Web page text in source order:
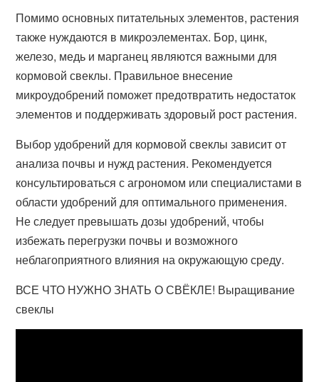
Помимо основных питательных элементов, растения
также нуждаются в микроэлементах. Бор, цинк,
железо, медь и марганец являются важными для
кормовой свеклы. Правильное внесение
микроудобрений поможет предотвратить недостаток
элементов и поддерживать здоровый рост растения.
Выбор удобрений для кормовой свеклы зависит от
анализа почвы и нужд растения. Рекомендуется
консультироваться с агрономом или специалистами в
области удобрений для оптимального применения.
Не следует превышать дозы удобрений, чтобы
избежать перегрузки почвы и возможного
неблагоприятного влияния на окружающую среду.
ВСЕ ЧТО НУЖНО ЗНАТЬ О СВЁКЛЕ! Выращивание
свеклы